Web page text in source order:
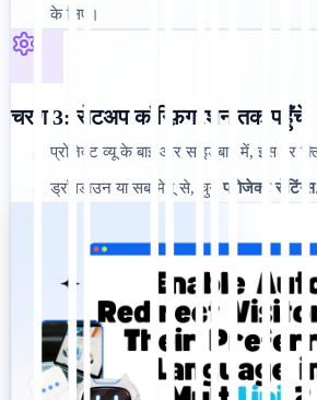
के लिए।
चरण 3: सेटअप कॉन्फ़िगरेशन तक पहुँचें
• प्रोजेक्ट व्यू के बाईं ओर साइडबार में, इस पर
• ड्रॉपडाउन या सब-मेनू से, चुनेंप्रोजेक्ट सेटिंग्स.